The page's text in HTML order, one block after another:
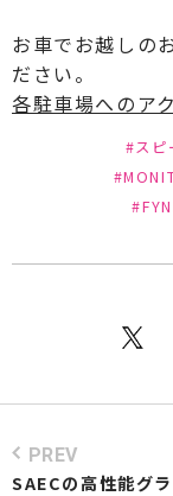
お車でお越しの
ださい。
各駐車場へのア
#スピ
PREV
SAECの高性能グ